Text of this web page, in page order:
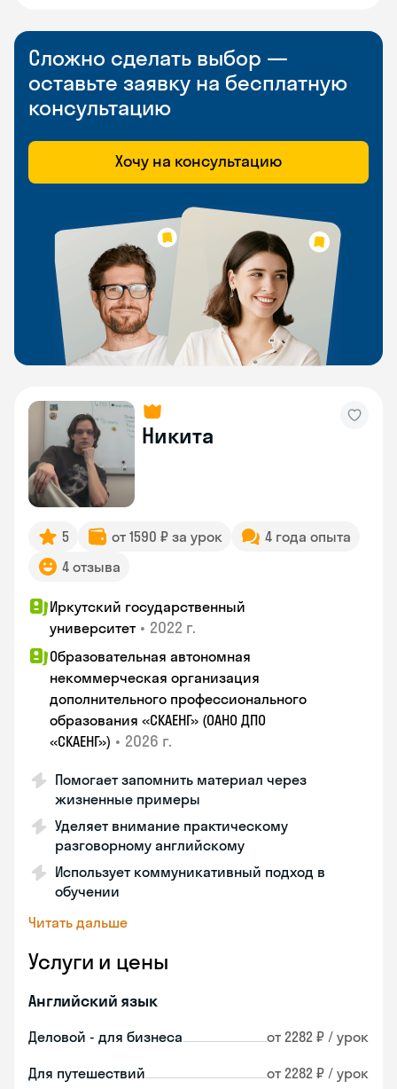
Сложно сделать выбор —
оставьте заявку на бесплатную
консультацию
Хочу на консультацию
Никита
5 от 1590 ₽ за урок
4 года опыта
4 отзыва
Иркутский государственный
университет • 2022 г.
Образовательная автономная
некоммерческая организация
дополнительного профессионального
образования «СКАЕНГ» (ОАНО ДПО
«СКАЕНГ») • 2026 г.
Помогает запомнить материал через
жизненные примеры
Уделяет внимание практическому
разговорному английскому
Использует коммуникативный подход в
обучении
Читать дальше
Услуги и цены
Английский язык
Деловой - для бизнеса от 2282 ₽ / урок
Для путешествий от 2282 ₽ / урок